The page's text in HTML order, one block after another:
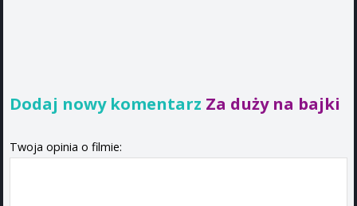
Dodaj nowy komentarz Za duży na bajki
Twoja opinia o filmie: